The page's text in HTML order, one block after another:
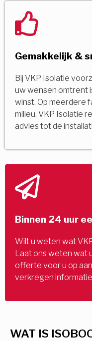
WAT IS
Gemakkelijk &
Bij VKP Isolatie
uw wensen omtrent
winst. Op meerdere
milieu. VKP Isolatie
advies tot de
Binnen 24 uur
Wilt u weten wat
Laat ons weten wat
offerte voor u op
verkregen